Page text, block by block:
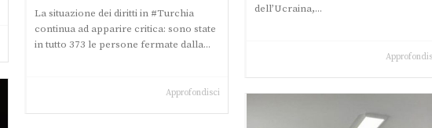
La situazione dei diritti in #Turchia
continua ad apparire critica: sono state
in tutto 373 le persone fermate dalla...
Approfondisci
dell’Ucraina,...